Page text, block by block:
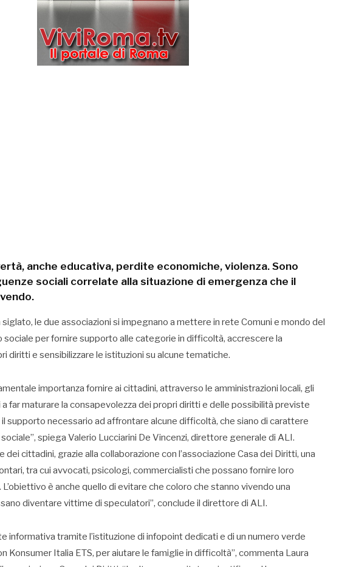
anche educativa, perdite economiche, violenza. Sono
sociali correlate alla situazione di emergenza che il
siglato, le due associazioni si impegnano a mettere in rete Comuni e mondo del
per fornire supporto alle categorie in difficoltà, accrescere la
diritti e sensibilizzare le istituzioni su alcune tematiche.
importanza fornire ai cittadini, attraverso le amministrazioni locali, gli
far maturare la consapevolezza dei propri diritti e delle possibilità previste
supporto necessario ad affrontare alcune difficoltà, che siano di carattere
spiega Valerio Lucciarini De Vincenzi, direttore generale di ALI.
cittadini, grazie alla collaborazione con l’associazione Casa dei Diritti, una
tra cui avvocati, psicologi, commercialisti che possano fornire loro
è anche quello di evitare che coloro che stanno vivendo una
diventare vittime di speculatori”, conclude il direttore di ALI.
informativa tramite l’istituzione di infopoint dedicati e di un numero verde
Konsumer Italia ETS, per aiutare le famiglie in difficoltà”, commenta Laura